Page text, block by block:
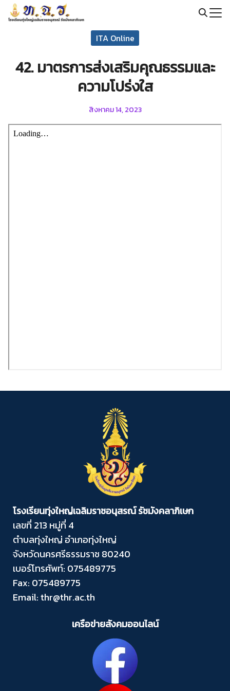
Skip
ITA Online
42. มาตรการส่งเสริมคุณธรรมและ
ความโปร่งใส
สิงหาคม 14, 2023
โรงเรียนทุ่งใหญ่เฉลิมราชอนุสรณ์ รัชมังคลาภิเษก
เลขที่ 213 หมู่ที่ 4
ตำบลทุ่งใหญ่ อำเภอทุ่งใหญ่
จังหวัดนครศรีธรรมราช 80240
เบอร์โทรศัพท์: 075489775
Fax: 075489775
Email: thr@thr.ac.th
เครือข่ายสังคมออนไลน์